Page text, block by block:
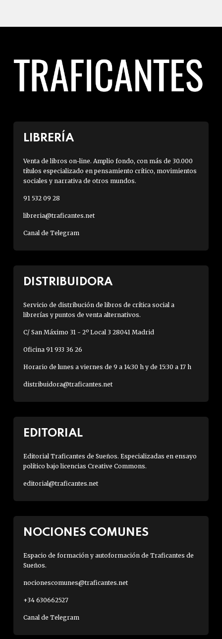
LIBRERÍA
Venta de libros on-line. Amplio fondo, con más de 30.000
títulos especializado en pensamiento crítico, movimientos
sociales y narrativa de otros mundos.
91 532 09 28
libreria@traficantes.net
Canal de Telegram
DISTRIBUIDORA
Servicio de distribución de libros de crítica social a
librerías y puntos de venta alternativos.
C/ San Máximo 31 - 2º Local 3 28041 Madrid
Oficina 91 933 36 26
Horario de lunes a viernes de 9 a 14:30 h y de 15:30 a 17 h
distribuidora@traficantes.net
EDITORIAL
Editorial Traficantes de Sueños. Especializadas en ensayo
político bajo licencias Creative Commons.
editorial@traficantes.net
NOCIONES COMUNES
Espacio de formación y autoformación de Traficantes de
Sueños.
nocionescomunes@traficantes.net
+34 630662527
Canal de Telegram